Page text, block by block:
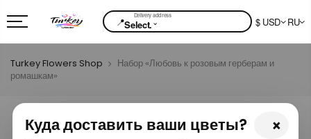
📍Select.⌄ $ USD RU
×
Куда доставить ваши цветы?
Turkey Flowers Shop
Набор «Любовь к розовым герберам и
ромашкам»